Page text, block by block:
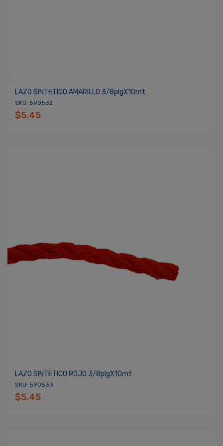
LAZO SINTETICO AMARILLO 3/8plgX10mt
SKU: 590532
$5.45
LAZO SINTETICO ROJO 3/8plgX10mt
SKU: 590533
$5.45